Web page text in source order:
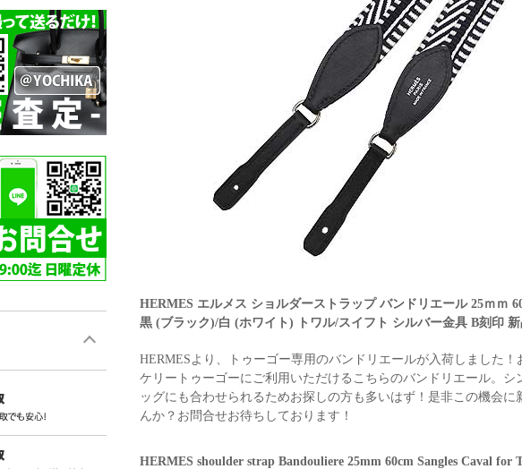
HERMES エルメス ショルダーストラップ バンドリエール 25ｍｍ
黒 (ブラック)/白 (ホワイト) トワル/スイフト シルバー金具 B刻印
HERMESより、トゥーゴー専用のバンドリエールが入荷しました
ケリートゥーゴーにご利用いただけるこちらのバンドリエール。
ッグにも合わせられるためお探しの方も多いはず！是非この機会
んか？お問合せお待ちしております！
HERMES shoulder strap Bandouliere 25mm 60cm Sangles Caval for